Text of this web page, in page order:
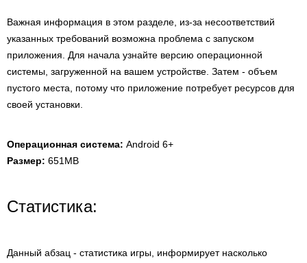
Важная информация в этом разделе, из-за несоответствий
указанных требований возможна проблема с запуском
приложения. Для начала узнайте версию операционной
системы, загруженной на вашем устройстве. Затем - объем
пустого места, потому что приложение потребует ресурсов для
своей установки.
Операционная система: Android 6+
Размер: 651MB
Статистика:
Данный абзац - статистика игры, информирует насколько